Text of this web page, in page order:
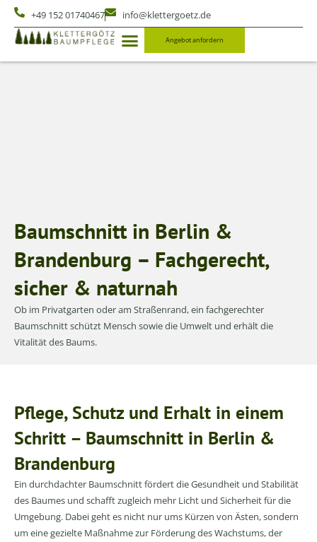
+49 152 01740467 info@klettergoetz.de
Angebot anfordern
Baumschnitt in Berlin &
Brandenburg – Fachgerecht,
sicher & naturnah
Ob im Privatgarten oder am Straßenrand, ein fachgerechter
Baumschnitt schützt Mensch sowie die Umwelt und erhält die
Vitalität des Baums.
Pflege, Schutz und Erhalt in einem
Schritt – Baumschnitt in Berlin &
Brandenburg
Ein durchdachter Baumschnitt fördert die Gesundheit und Stabilität
des Baumes und schafft zugleich mehr Licht und Sicherheit für die
Umgebung. Dabei geht es nicht nur ums Kürzen von Ästen, sondern
um eine gezielte Maßnahme zur Förderung des Wachstums, der